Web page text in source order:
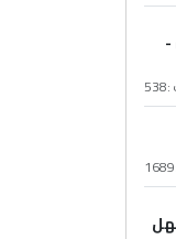
-
:
538
1689